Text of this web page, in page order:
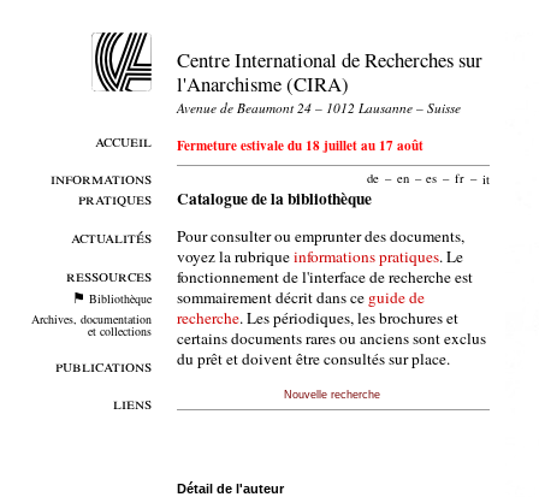
accueil
informations
pratiques
actualités
ressources
Bibliothèque
Archives, documentation
et collections
publications
liens
Centre International de Recherches sur
l'Anarchisme (CIRA)
Avenue de Beaumont 24 – 1012 Lausanne – Suisse
Fermeture estivale du 18 juillet au 17 août
de – en – es – fr – it
Catalogue de la bibliothèque
Pour consulter ou emprunter des documents,
voyez la rubriqueinformations pratiques. Le
fonctionnement de l'interface de recherche est
sommairement décrit dans ce guide de
recherche. Les périodiques, les brochures et
certains documents rares ou anciens sont exclus
du prêt et doivent être consultés sur place.
Nouvelle recherche
Détail de l'auteur